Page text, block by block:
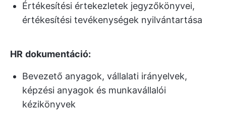
Értékesítési értekezletek jegyzőkönyvei,
értékesítési tevékenységek nyilvántartása
HR dokumentáció:
Bevezető anyagok, vállalati irányelvek,
képzési anyagok és munkavállalói
kézikönyvek